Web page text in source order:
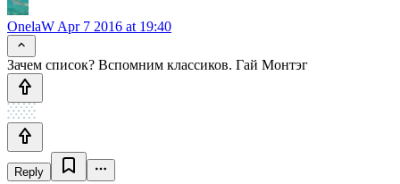
OnelaW Apr 7 2016 at 19:40
Зачем список? Вспомним классиков. Гай Монтэг
Reply